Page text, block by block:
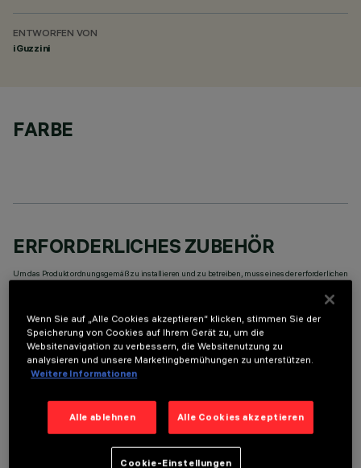
ENTWORFEN VON
iGuzzini
FARBE
ERFORDERLICHES ZUBEHÖR
Um das Produkt ordnungsgemäß zu installieren und zu betreiben, muss eines der erforderlichen
OPTIONALE KOMPONENTEN
Wenn Sie auf „Alle Cookies akzeptieren“ klicken, stimmen Sie der
Speicherung von Cookies auf Ihrem Gerät zu, um die
Websitenavigation zu verbessern, die Websitenutzung zu
analysieren und unsere Marketingbemühungen zu unterstützen.
Weitere Informationen
Alle ablehnen Alle Cookies akzeptieren
Cookie-Einstellungen